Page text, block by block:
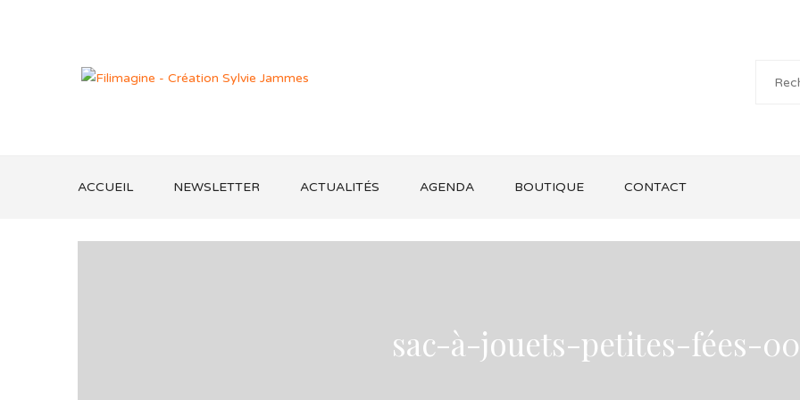
ACCUEIL NEWSLETTER ACTUALITÉS AGENDA BOUTIQUE CONTACT
sac-à-jouets-petites-fées-